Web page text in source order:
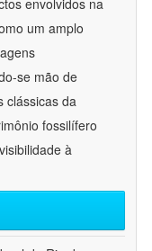
envolvidos na
um amplo
se mão de
clássicas da
fossilífero
à